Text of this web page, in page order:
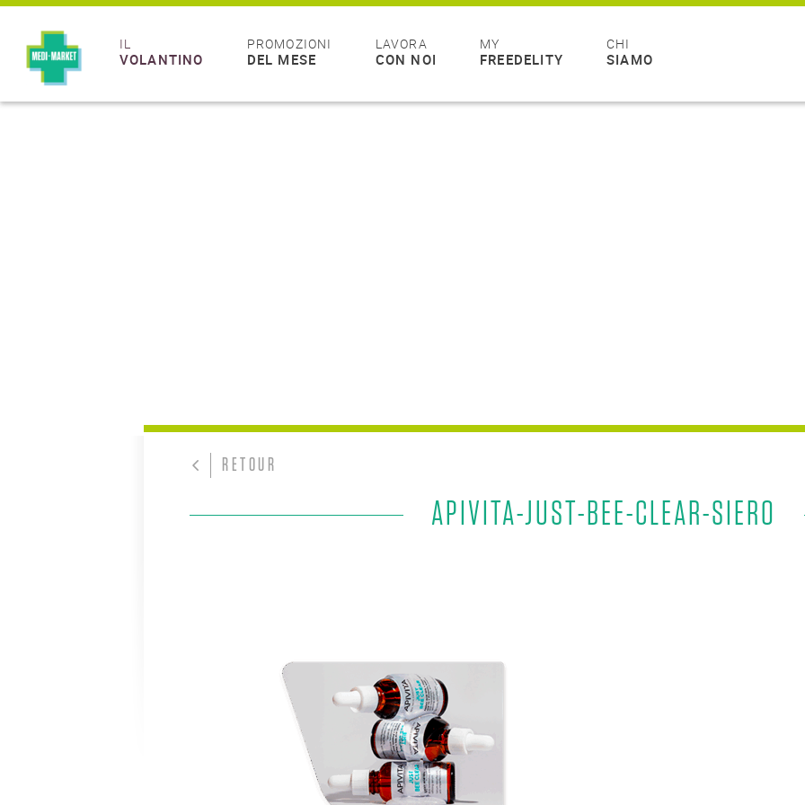
IL
VOLANTINO
PROMOZIONI
DEL MESE
LAVORA
CON NOI
MY
FREEDELITY
CHI
SIAMO
RETOUR
APIVITA-JUST-BEE-CLEAR-SIERO